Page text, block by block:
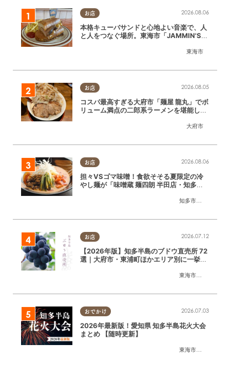
お店
東海市
2026.08.06
本格キューバサンドと心地よい音楽で、人
と人をつなぐ場所。東海市「JAMMIN'ST
お店
大府市
2026.08.05
コスパ最高すぎる大府市「麺屋 龍丸」でボ
リューム満点の二郎系ラーメンを堪能して
お店
知多市
,半田市
2026.08.06
担々VSゴマ味噌！食欲そそる夏限定の冷
やし麺が「味噌蔵 麺四朗 半田店・知多
お店
東海市
,大府市
2026.07.12
【2026年版】知多半島のブドウ直売所 72
選｜大府市・東浦町ほかエリア別に一挙紹
おでかけ
東海市
,大府市
2026.07.03
2026年最新版！愛知県 知多半島花火大会
まとめ 【随時更新】